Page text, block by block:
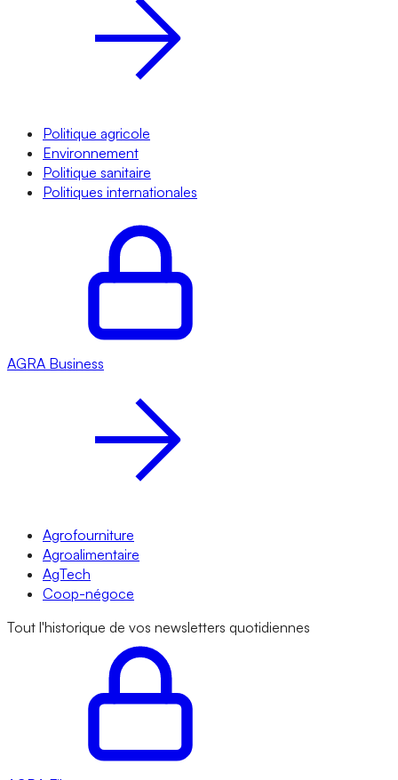
Politique agricole
Environnement
Politique sanitaire
Politiques internationales
AGRA Business
Agrofourniture
Agroalimentaire
AgTech
Coop-négoce
Tout l'historique de vos newsletters quotidiennes